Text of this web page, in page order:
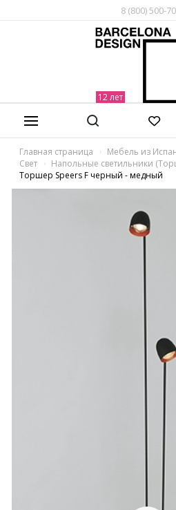
8 (800) 500-
Главная страница
Мебель из
Свет
Напольные светильники
Торшер Speers F черный - медный